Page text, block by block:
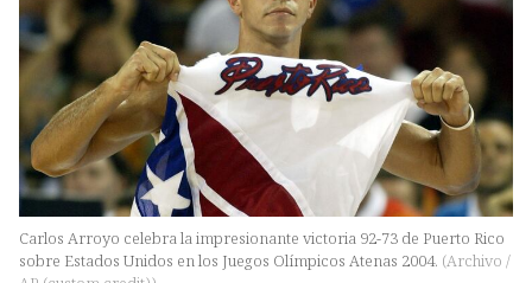
Carlos Arroyo celebra la impresionante victoria 92-73 de Puerto Rico
sobre Estados Unidos en los Juegos Olímpicos Atenas 2004. (Archivo /